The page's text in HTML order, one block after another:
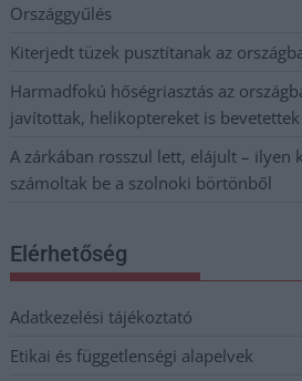
Országgyűlés
Kiterjedt tüzek pusztítanak az
Harmadfokú hőségriasztás az
javítottak, helikoptereket is
A zárkában rosszul lett, elájult – ilyen
számoltak be a szolnoki börtönből
Elérhetőség
Adatkezelési tájékoztató
Etikai és függetlenségi alapelvek